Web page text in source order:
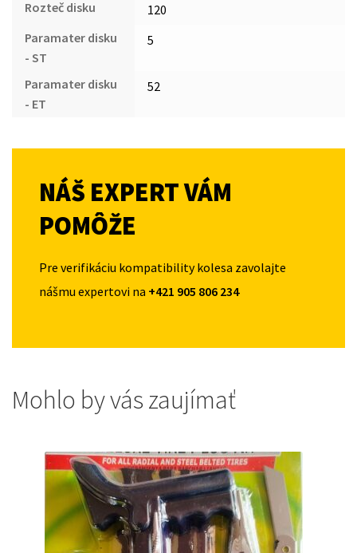
Rozteč disku
120
Paramater disku
- ST
5
Paramater disku
- ET
52
NÁŠ EXPERT VÁM
POMÔŽE
Pre verifikáciu kompatibility kolesa zavolajte
nášmu expertovi na +421 905 806 234
Mohlo by vás zaujímať